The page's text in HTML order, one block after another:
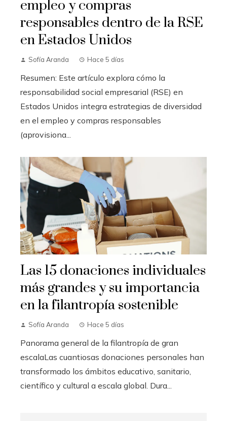
empleo y compras
responsables dentro de la RSE
en Estados Unidos
Sofía Aranda Hace 5 días
Resumen: Este artículo explora cómo la
responsabilidad social empresarial (RSE) en
Estados Unidos integra estrategias de diversidad
en el empleo y compras responsables
(aprovisiona...
Las 15 donaciones individuales
más grandes y su importancia
en la filantropía sostenible
Sofía Aranda Hace 5 días
Panorama general de la filantropía de gran
escalaLas cuantiosas donaciones personales han
transformado los ámbitos educativo, sanitario,
científico y cultural a escala global. Dura...